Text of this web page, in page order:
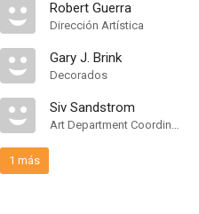
Robert Guerra
Dirección Artística
Gary J. Brink
Decorados
Siv Sandstrom
Art Department Coordinator
1 más